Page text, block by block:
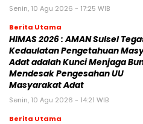
Senin, 10 Agu 2026 - 17:25 WIB
Berita Utama
HIMAS 2026 : AMAN Sulsel
Kedaulatan Pengetahuan
Adat adalah Kunci Menjaga
Mendesak Pengesahan UU
Masyarakat Adat
Senin, 10 Agu 2026 - 14:21 WIB
Berita Utama